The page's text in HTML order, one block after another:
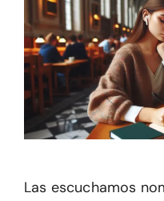
Las escuchamos